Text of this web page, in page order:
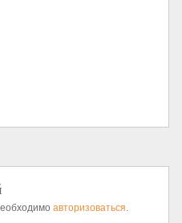
авторизоваться